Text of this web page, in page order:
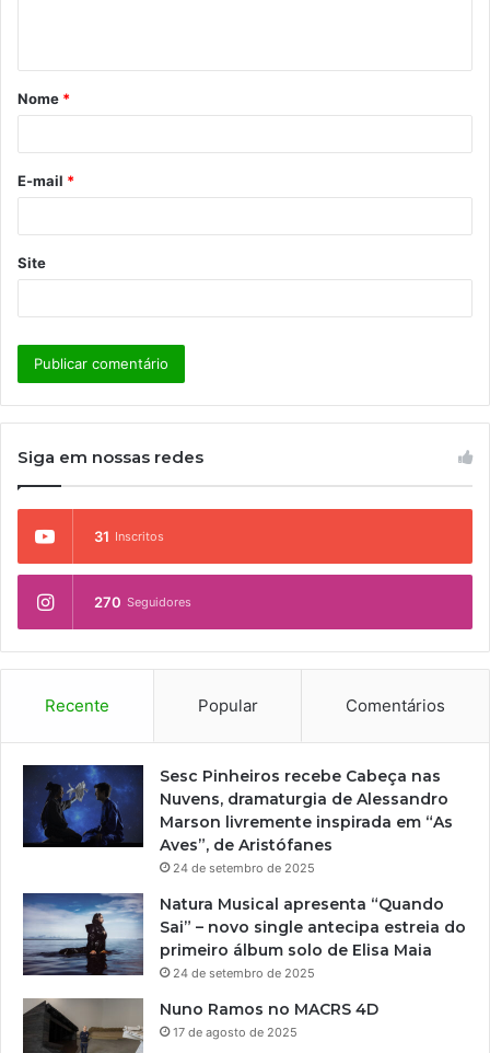
á
r
*
Nome *
E-mail *
Site
Siga em nossas redes
31 Inscritos
270 Seguidores
Recente Popular Comentários
Sesc Pinheiros recebe Cabeça nas
Nuvens, dramaturgia de Alessandro
Marson livremente inspirada em “As
Aves”, de Aristófanes
24 de setembro de 2025
Natura Musical apresenta “Quando
Sai” – novo single antecipa estreia do
primeiro álbum solo de Elisa Maia
24 de setembro de 2025
Nuno Ramos no MACRS 4D
17 de agosto de 2025